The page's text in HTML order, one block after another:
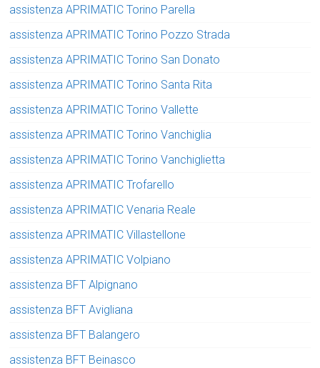
assistenza APRIMATIC Torino Parella
assistenza APRIMATIC Torino Pozzo Strada
assistenza APRIMATIC Torino San Donato
assistenza APRIMATIC Torino Santa Rita
assistenza APRIMATIC Torino Vallette
assistenza APRIMATIC Torino Vanchiglia
assistenza APRIMATIC Torino Vanchiglietta
assistenza APRIMATIC Trofarello
assistenza APRIMATIC Venaria Reale
assistenza APRIMATIC Villastellone
assistenza APRIMATIC Volpiano
assistenza BFT Alpignano
assistenza BFT Avigliana
assistenza BFT Balangero
assistenza BFT Beinasco